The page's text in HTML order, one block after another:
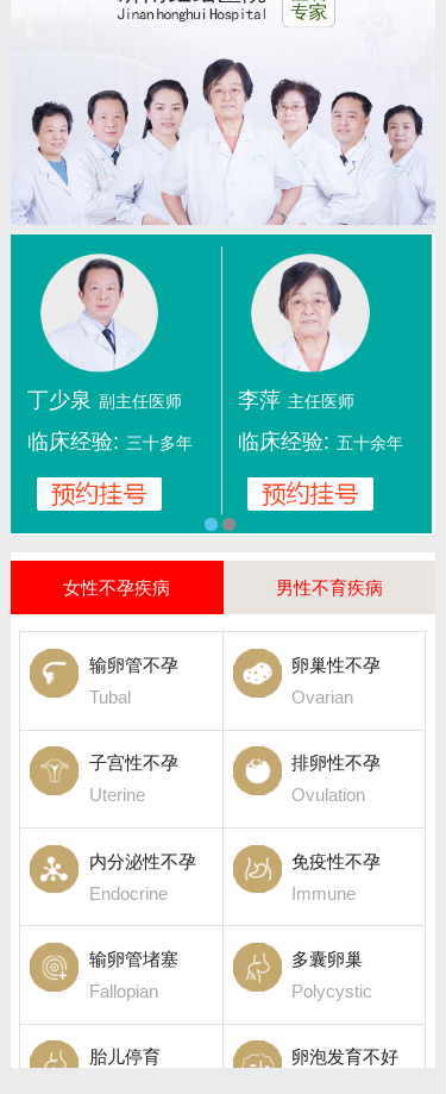
丁少泉 副主任医师
临床经验: 三十多年
李萍 主任医师
临床经验: 五十余年
1 2
女性不孕疾病 男性不育疾病
输卵管不孕
Tubal
卵巢性不孕
Ovarian
子宫性不孕
Uterine
排卵性不孕
Ovulation
内分泌性不孕
Endocrine
免疫性不孕
Immune
输卵管堵塞
Fallopian
多囊卵巢
Polycystic
胎儿停育
卵泡发育不好